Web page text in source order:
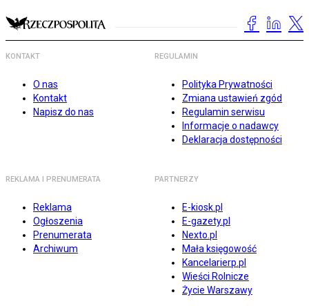
KONTAKT
O nas
Kontakt
Napisz do nas
REGULAMIN
Polityka Prywatności
Zmiana ustawień zgód
Regulamin serwisu
Informacje o nadawcy
Deklaracja dostępności
REKLAMA I PRENUMERATA
Reklama
Ogłoszenia
Prenumerata
Archiwum
PARTNERZY
E-kiosk.pl
E-gazety.pl
Nexto.pl
Mała księgowość
Kancelarierp.pl
Wieści Rolnicze
Życie Warszawy